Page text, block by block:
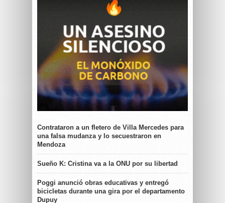
Contrataron a un fletero de Villa Mercedes para
una falsa mudanza y lo secuestraron en
Mendoza
Sueño K: Cristina va a la ONU por su libertad
Poggi anunció obras educativas y entregó
bicicletas durante una gira por el departamento
Dupuy